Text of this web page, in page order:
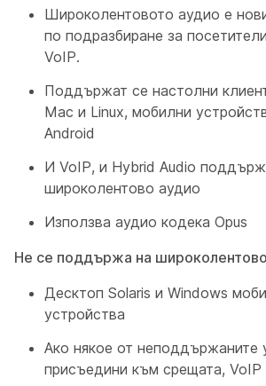
Широколентовото аудио е
по подразбиране за
VoIP.
Поддържат се настолни
Mac и Linux, мобилни
Android
И VoIP, и Hybrid Audio
широколентово аудио
Използва аудио кодека Opus
Не се поддържа на
Десктоп Solaris и Windows
устройства
Ако някое от неподдържаните
присъедини към срещата, VoIP